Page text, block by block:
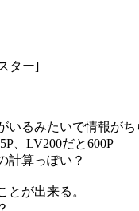
ター]
いるみたいで情報がち
、LV200だと600P
計算っぽい？
とが出来る。